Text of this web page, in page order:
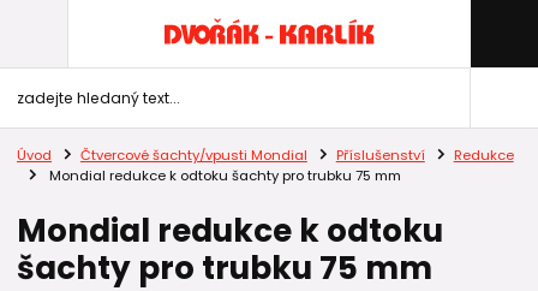
Úvod Čtvercové šachty/vpusti Mondial Příslušenství
Redukce
Mondial redukce k odtoku šachty pro trubku 75 mm
Mondial redukce k odtoku
šachty pro trubku 75 mm